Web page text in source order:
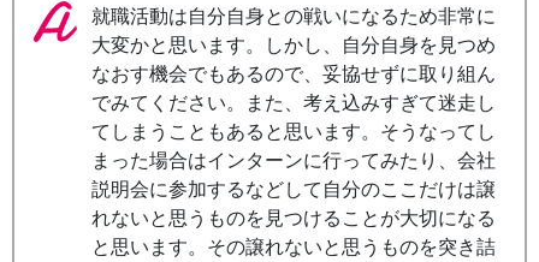
就職活動は自分自身との戦いになるため非常に
大変かと思います。しかし、自分自身を見つめ
なおす機会でもあるので、妥協せずに取り組ん
でみてください。また、考え込みすぎて迷走し
てしまうこともあると思います。そうなってし
まった場合はインターンに行ってみたり、会社
説明会に参加するなどして自分のここだけは譲
れないと思うものを見つけることが大切になる
と思います。その譲れないと思うものを突き詰